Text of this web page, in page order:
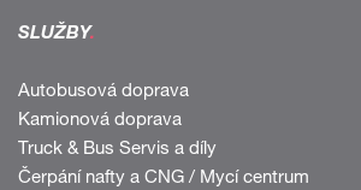
SLUŽBY.
Autobusová doprava
Kamionová doprava
Truck & Bus Servis a díly
Čerpání nafty a CNG / Mycí centrum